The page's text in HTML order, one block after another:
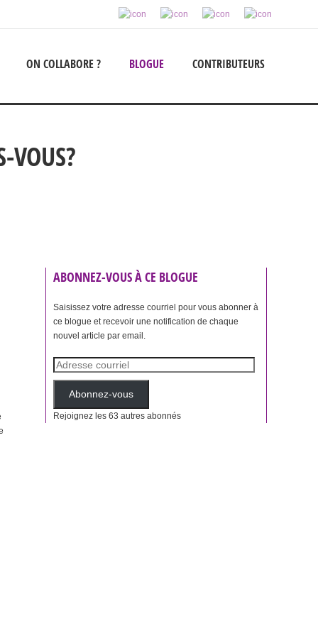
ON COLLABORE ? BLOGUE CONTRIBUTEURS
VOUS?
ABONNEZ-VOUS À CE BLOGUE
Saisissez votre adresse courriel pour vous abonner à
ce blogue et recevoir une notification de chaque
nouvel article par email.
Adresse
courriel
Abonnez-vous
Rejoignez les 63 autres abonnés